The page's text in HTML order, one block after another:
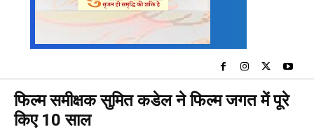
फिल्म समीक्षक सुमित कडेल ने फिल्म जगत में पूरे
किए 10 साल